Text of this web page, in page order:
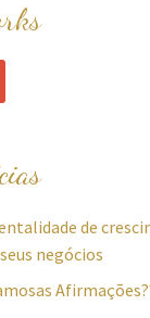
de
negócios